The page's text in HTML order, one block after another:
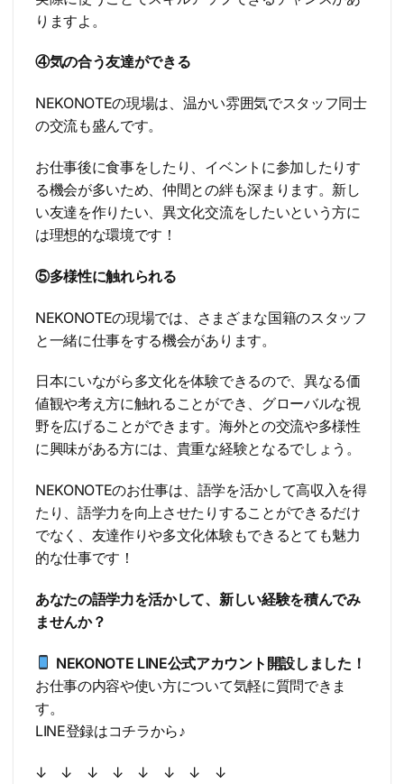
りますよ。
④気の合う友達ができる
NEKONOTEの現場は、温かい雰囲気でスタッフ同士
の交流も盛んです。
お仕事後に食事をしたり、イベントに参加したりす
る機会が多いため、仲間との絆も深まります。新し
い友達を作りたい、異文化交流をしたいという方に
は理想的な環境です！
⑤多様性に触れられる
NEKONOTEの現場では、さまざまな国籍のスタッフ
と一緒に仕事をする機会があります。
日本にいながら多文化を体験できるので、異なる価
値観や考え方に触れることができ、グローバルな視
野を広げることができます。海外との交流や多様性
に興味がある方には、貴重な経験となるでしょう。
NEKONOTEのお仕事は、語学を活かして高収入を得
たり、語学力を向上させたりすることができるだけ
でなく、友達作りや多文化体験もできるとても魅力
的な仕事です！
あなたの語学力を活かして、新しい経験を積んでみ
ませんか？
NEKONOTE LINE公式アカウント開設しました！
お仕事の内容や使い方について気軽に質問できま
す。
LINE登録はコチラから♪
↓ ↓ ↓ ↓ ↓ ↓ ↓ ↓